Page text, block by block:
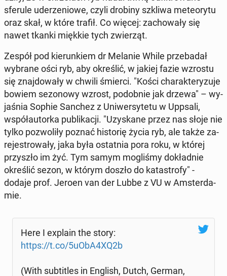
sferule ude­rze­nio­we, czyli drobiny szkliwa me­te­ory­tu
oraz skał, w które trafił. Co więcej: za­cho­wa­ły się
nawet tkanki miękkie tych zwie­rząt.
Zespół pod kie­run­kiem dr Melanie While prze­ba­dał
wybrane ości ryb, aby okre­ślić, w jakiej fazie wzrostu
się znaj­do­wa­ły w chwili śmierci. "Kości cha­rak­te­ry­zu­je
bowiem se­zo­no­wy wzrost, po­dob­nie jak drzewa" – wy­
ja­śnia Sophie Sanchez z Uni­wer­sy­te­tu w Uppsali,
współ­au­tor­ka pu­bli­ka­cji. "Uzy­ska­ne przez nas słoje nie
tylko po­zwo­li­ły poznać hi­sto­rię życia ryb, ale także za­
re­je­stro­wa­ły, jaka była ostat­nia pora roku, w której
przy­szło im żyć. Tym samym mo­gli­śmy do­kład­nie
okre­ślić sezon, w którym doszło do ka­ta­stro­fy" -
dodaje prof. Jeroen van der Lubbe z VU w Am­ster­da­
mie.
Here I explain the story:
https://t.co/5uObA4XQ2b
(With sub­ti­tles in English, Dutch, German,